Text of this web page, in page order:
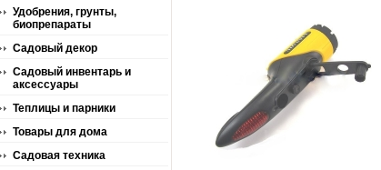
Удобрения, грунты,
биопрепараты
Садовый декор
Садовый инвентарь и
аксессуары
Теплицы и парники
Товары для дома
Садовая техника